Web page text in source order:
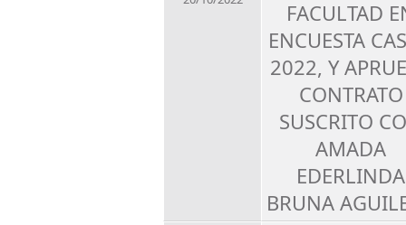
FACULTAD
ENCUESTA
2022, Y
CONTRATO
SUSCRITO
AMADA
EDERLINDA
BRUNA